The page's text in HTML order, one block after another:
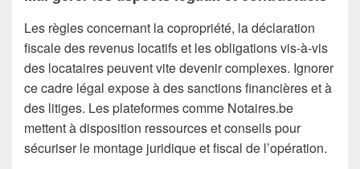
Les règles concernant la copropriété, la déclaration
fiscale des revenus locatifs et les obligations vis-à-vis
des locataires peuvent vite devenir complexes. Ignorer
ce cadre légal expose à des sanctions financières et à
des litiges. Les plateformes comme Notaires.be
mettent à disposition ressources et conseils pour
sécuriser le montage juridique et fiscal de l’opération.